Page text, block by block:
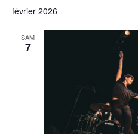
date.
février 2026
SAM
7